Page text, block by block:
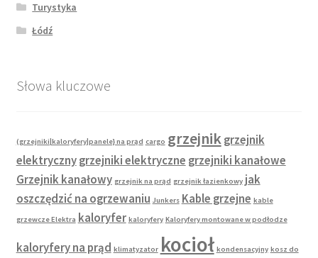
Turystyka
Łódź
Słowa kluczowe
(grzejniki|kaloryfery|panele} na prąd cargo grzejnik grzejnik
elektryczny grzejniki elektryczne grzejniki kanałowe
Grzejnik kanałowy grzejnik na prąd grzejnik łazienkowy jak
oszczędzić na ogrzewaniu Junkers Kable grzejne kable
grzewcze Elektra kaloryfer kaloryfery Kaloryfery montowane w podłodze
kaloryfery na prąd klimatyzator kocioł kondensacyjny kosz do